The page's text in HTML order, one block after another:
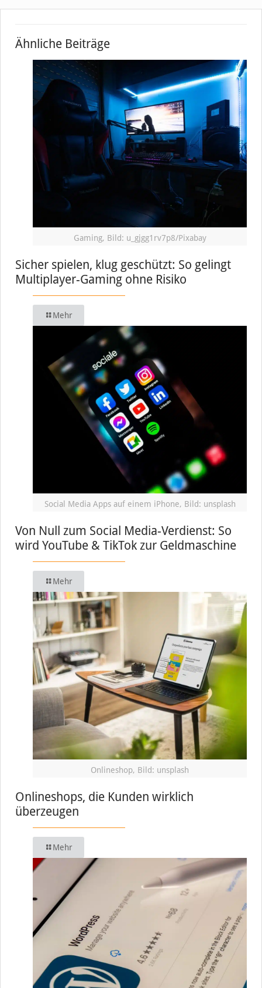
Ähnliche Beiträge
Gaming, Bild: u_gjgg1rv7p8/Pixabay
Sicher spielen, klug geschützt: So gelingt
Multiplayer-Gaming ohne Risiko
Mehr
Social Media Apps auf einem iPhone, Bild: unsplash
Von Null zum Social Media-Verdienst: So
wird YouTube & TikTok zur Geldmaschine
Mehr
Onlineshop, Bild: unsplash
Onlineshops, die Kunden wirklich
überzeugen
Mehr